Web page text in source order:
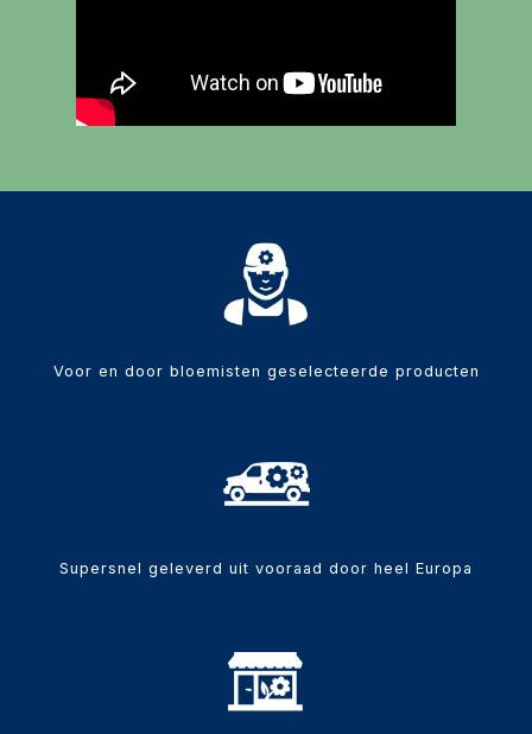
Voor en door bloemisten geselecteerde producten
Supersnel geleverd uit vooraad door heel Europa